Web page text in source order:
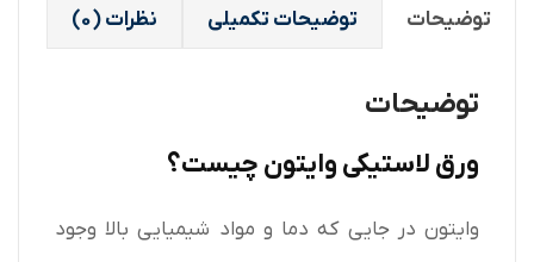
توضیحات توضیحات تکمیلی نظرات (0)
توضیحات
ورق لاستیکی وایتون چیست؟
وایتون در جایی که دما و مواد شیمیایی بالا وجود